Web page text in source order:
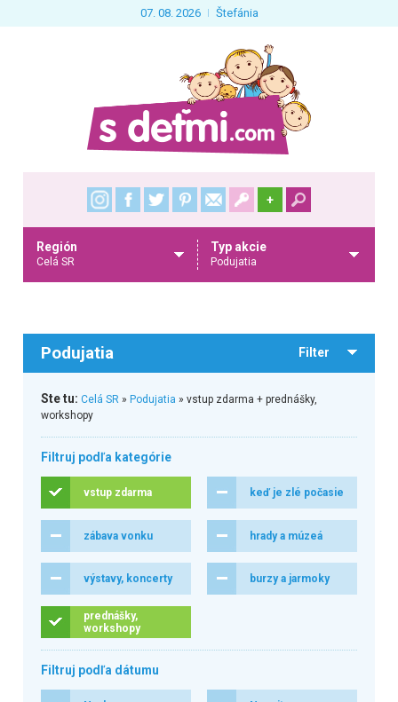
07. 08. 2026 Štefánia
+
Región
Celá SR
Typ akcie
Podujatia
Podujatia Filter
Ste tu: Celá SR» Podujatia » vstup zdarma + prednášky,
workshopy
Filtruj podľa kategórie
vstup zdarma keď je zlé počasie
zábava vonku hrady a múzeá
výstavy, koncerty burzy a jarmoky
prednášky,
workshopy
Filtruj podľa dátumu